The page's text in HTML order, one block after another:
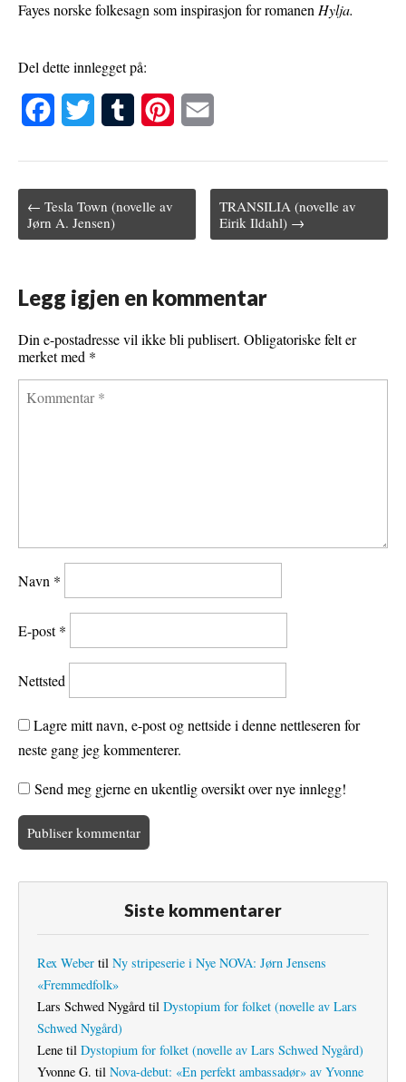
Fayes norske folkesagn som inspirasjon for romanenHylja.
Del dette innlegget på:
e
b
o
k
t
t
r
b
l
e
e
s
l
Post navigation
← Tesla Town (novelle av
Jørn A. Jensen)
TRANSILIA (novelle av
Eirik Ildahl) →
Legg igjen en kommentar
Din e-postadresse vil ikke bli publisert. Obligatoriske felt er
merket med *
Navn *
E-post*
Nettsted
Lagre mitt navn, e-post og nettside i denne nettleseren for
neste gang jeg kommenterer.
Send meg gjerne en ukentlig oversikt over nye innlegg!
Siste kommentarer
Rex Weber til Ny stripeserie i Nye NOVA: Jørn Jensens
«Fremmedfolk»
Lars Schwed Nygård til Dystopium for folket (novelle av Lars
Schwed Nygård)
Lene til Dystopium for folket (novelle av Lars Schwed Nygård)
Yvonne G. til Nova-debut: «En perfekt ambassadør» av Yvonne